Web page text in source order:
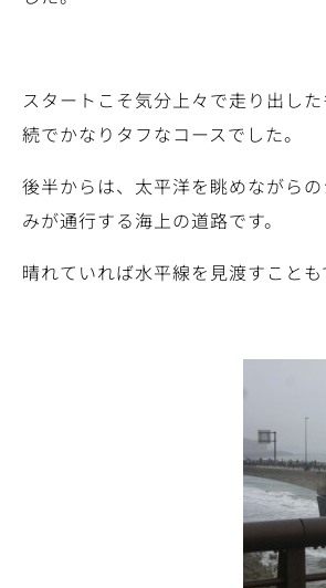
スタートこそ気分上々で走り出し
続でかなりタフなコースでした。
後半からは、太平洋を眺めながら
みが通行する海上の道路です。
晴れていれば水平線を見渡すこと